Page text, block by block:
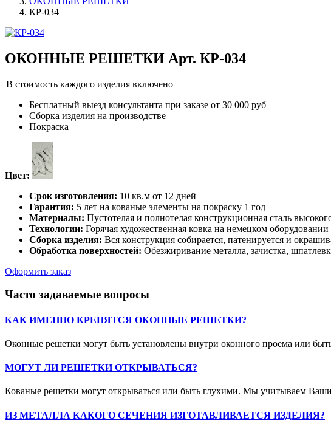
КР-034
ОКОННЫЕ РЕШЕТКИ Арт. КР-034
В стоимость каждого изделия включено
Бесплатный выезд консультанта при заказе от 30 000 руб
Сборка изделия на производстве
Покраска
Цвет:
Срок изготовления: 10 кв.м от 12 дней
Гарантия: 5 лет на кованые элементы на покраску 1 год
Материалы: Пустотелая и полнотелая конструкционная сталь
Технологии: Горячая художественная ковка на немецком
Сборка изделия: Вся конструкция собирается, патенируется и
Обработка поверхностей: Обезжиривание металла, зачистка,
Оформить заказ
Часто задаваемые вопросы
КАК ИМЕННО КРЕПЯТСЯ ОКОННЫЕ РЕШЕТКИ?
Оконные решетки могут быть установлены внутри оконного проема или
МОГУТ ЛИ РЕШЕТКИ ОТКРЫВАТЬСЯ?
Кованые решетки могут открываться или быть глухими. Мы учитываем
ИЗ МЕТАЛЛА КАКОГО СЕЧЕНИЯ ИЗГОТАВЛИВАЕТСЯ ИЗДЕЛИЯ?